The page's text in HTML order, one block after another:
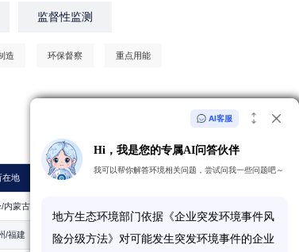
监督性监测
造 环保督察 重点用能
共161348 家企业
在地
内蒙古
/福建 2025
AI客服
Hi，我是您的专属AI问答伙伴
我可以帮你解答环境相关问题，尝试问我一些问题吧～
地方生态环境部门依据《企业突发环境事件风
险分级方法》 对可能发生突发环境事件的企业